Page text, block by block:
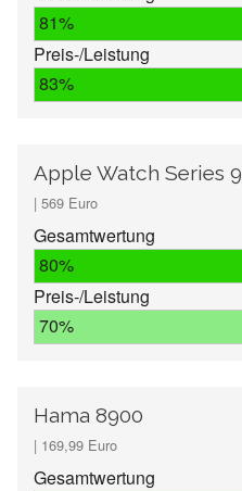
81%
Preis-/Leistung
83%
Apple Watch Series 9
| 569 Euro
Gesamtwertung
80%
Preis-/Leistung
70%
Hama 8900
| 169,99 Euro
Gesamtwertung